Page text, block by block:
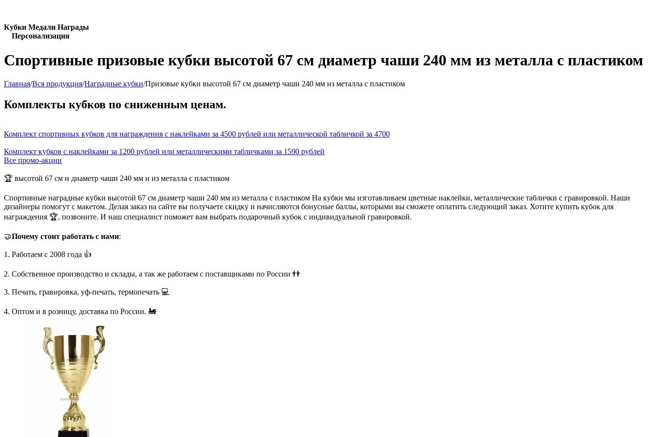
Кубки Медали Награды
Персонализация
Спортивные призовые кубки высотой 67 см диаметр чаши 240 мм из металла с пластиком
Главная/Вся продукция/Наградные кубки/Призовые кубки высотой 67 см диаметр чаши 240 мм из металла с пластиком
Комплекты кубков по сниженным ценам.
Комплект спортивных кубков для награждения с наклейками за 4500 рублей или металлической табличкой за 4700
Комплект кубков с наклейками за 1200 рублей или металлическими табличками за 1590 рублей
Все промо-акции
🏆 высотой 67 см и диаметр чаши 240 мм и из металла с пластиком
Спортивные наградные кубки высотой 67 см диаметр чаши 240 мм из металла с пластиком На кубки мы изготавливаем цветные наклейки, металлические таблички с гравировкой. Наши
дизайнеры помогут с макетом. Делая заказ на сайте вы получаете скидку и начисляются бонусные баллы, которыми вы сможете оплатить следующий заказ. Хотите купить кубок для
награждения 🏆, позвоните. И наш специалист поможет вам выбрать подарочный кубок с индивидуальной гравировкой.
🤝Почему стоит работать с нами:
1. Работаем с 2008 года 👍
2. Собственное производство и склады, а так же работаем с поставщиками по России 👬
3. Печать, гравировка, уф-печать, термопечать 💻
4. Оптом и в розницу, доставка по России. 🚂